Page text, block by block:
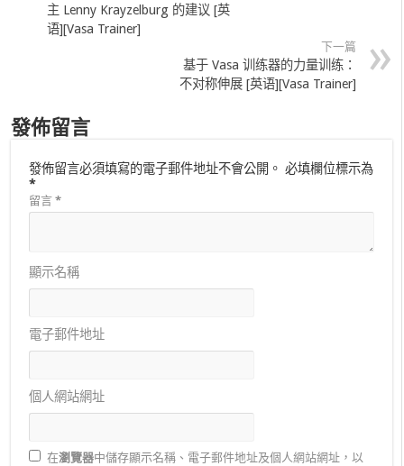
主 Lenny Krayzelburg 的建议 [英
语][Vasa Trainer]
下一篇
基于 Vasa 训练器的力量训练：
不对称伸展 [英语][Vasa Trainer]
發佈留言
發佈留言必須填寫的電子郵件地址不會公開。 必填欄位標示為
*
留言*
顯示名稱
電子郵件地址
個人網站網址
在瀏覽器中儲存顯示名稱、電子郵件地址及個人網站網址，以